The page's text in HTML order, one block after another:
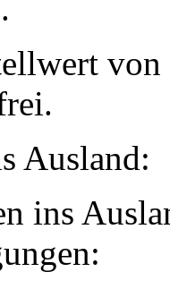
Ausland:
ins